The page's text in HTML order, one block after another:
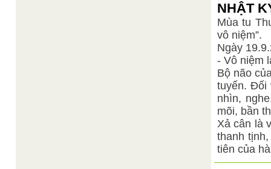
NHẬT
Mùa tu
vô niệm”.
Ngày
- Vô niệm
Bộ não
tuyến. Đối
nhìn,
mõi, bần
Xả cân là
thanh
tiên của